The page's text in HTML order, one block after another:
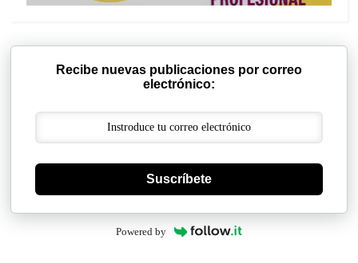
Recibe nuevas publicaciones por correo
electrónico:
Suscríbete
Powered by